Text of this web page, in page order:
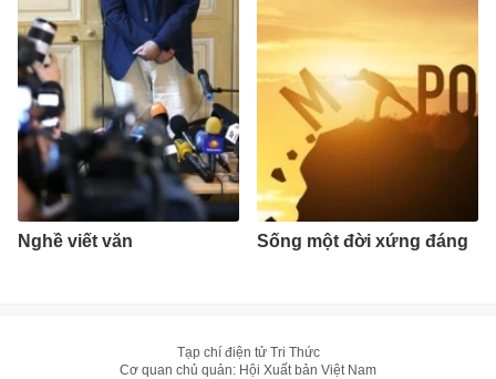
Nghề viết văn Sống một đời xứng đáng
Tạp chí điện tử Tri Thức
Cơ quan chủ quản: Hội Xuất bản Việt Nam